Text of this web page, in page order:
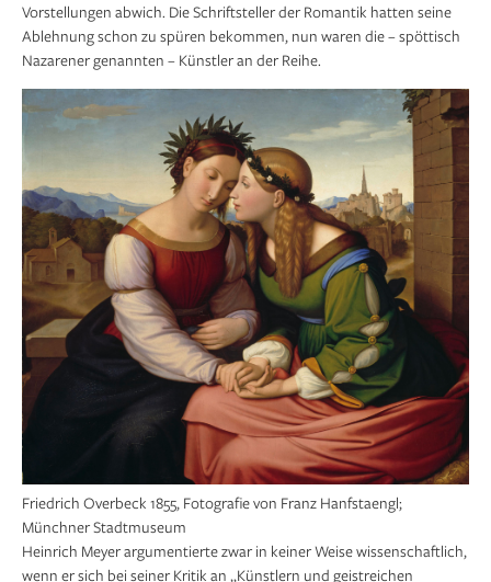
Vorstellungen abwich. Die Schriftsteller der Romantik hatten seine
Ablehnung schon zu spüren bekommen, nun waren die – spöttisch
Nazarener genannten – Künstler an der Reihe.
Friedrich Overbeck 1855, Fotografie von Franz Hanfstaengl;
Münchner Stadtmuseum
Heinrich Meyer argumentierte zwar in keiner Weise wissenschaftlich,
wenn er sich bei seiner Kritik an „Künstlern und geistreichen